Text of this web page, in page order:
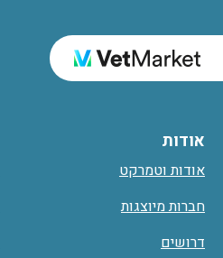
אודות
אודות וטמרקט
חברות מיוצגות
דרושים